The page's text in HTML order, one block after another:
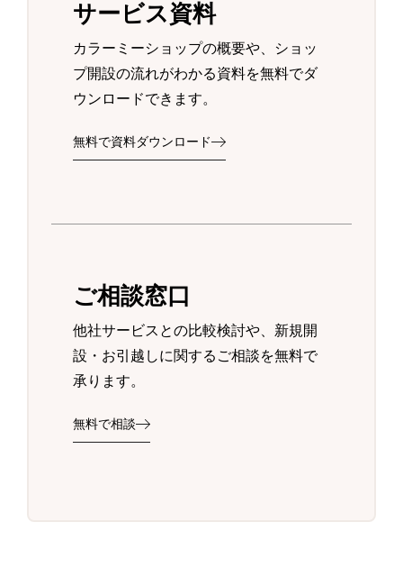
サービス資料
カラーミーショップの概要や、ショッ
プ開設の流れがわかる資料を無料でダ
ウンロードできます。
無料で資料ダウンロード
ご相談窓口
他社サービスとの比較検討や、新規開
設・お引越しに関するご相談を無料で
承ります。
無料で相談